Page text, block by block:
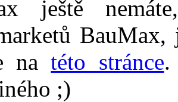
ještě
BauMax,
natéto stránce.
;)